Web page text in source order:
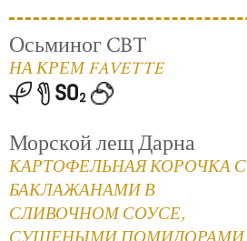
Осьминог CBT
НА КРЕМ FAVETTE
Морской лещ Дарна
КАРТОФЕЛЬНАЯ КОРОЧКА С
БАКЛАЖАНАМИ В
СЛИВОЧНОМ СОУСЕ,